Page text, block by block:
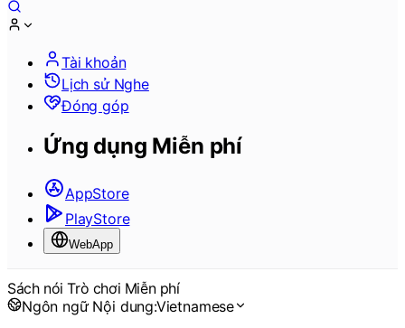
Tài khoản
Lịch sử Nghe
Đóng góp
Ứng dụng Miễn phí
AppStore
PlayStore
WebApp
Sách nói Trò chơi Miễn phí
Ngôn ngữ Nội dung:Vietnamese